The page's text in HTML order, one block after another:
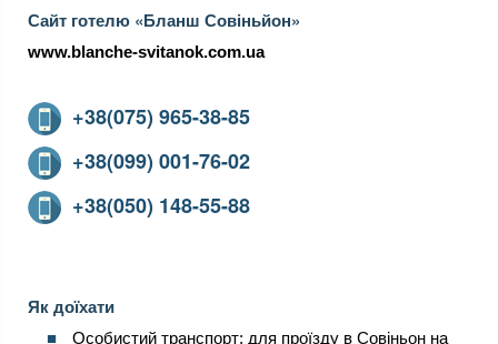
Сайт готелю «Бланш Совіньйон»
www.blanche-svitanok.com.ua
+38(075) 965-38-85
+38(099) 001-76-02
+38(050) 148-55-88
Як доїхати
Особистий транспорт: для проїзду в Совіньон на